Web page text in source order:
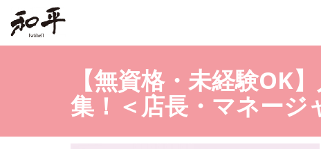
【無資格・未経験OK
集！＜店長・マネージ